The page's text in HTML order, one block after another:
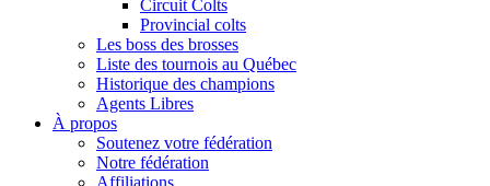
Circuit Colts
Provincial colts
Les boss des brosses
Liste des tournois au Québec
Historique des champions
Agents Libres
À propos
Soutenez votre fédération
Notre fédération
Affiliations